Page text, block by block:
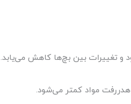
هدررفت مواد کمتر می‌شود.